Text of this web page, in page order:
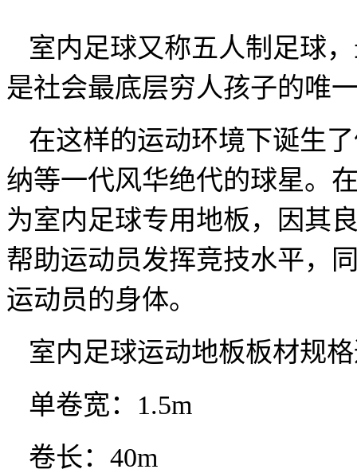
室内足球又称五人制足球
是社会最底层穷人孩子的唯
在这样的运动环境下诞生
纳等一代风华绝代的球星。
为室内足球专用地板，因其
帮助运动员发挥竞技水平，
运动员的身体。
室内足球运动地板板材规
单卷宽： 1.5m
卷长： 40m